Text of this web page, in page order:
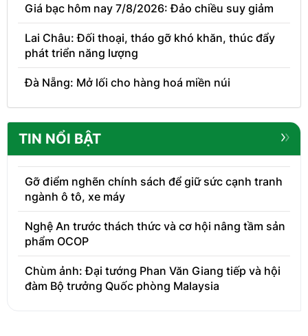
Giá bạc hôm nay 7/8/2026: Đảo chiều suy giảm
Lai Châu: Đối thoại, tháo gỡ khó khăn, thúc đẩy
phát triển năng lượng
Đà Nẵng: Mở lối cho hàng hoá miền núi
TIN NỔI BẬT
Gỡ điểm nghẽn chính sách để giữ sức cạnh tranh
ngành ô tô, xe máy
Nghệ An trước thách thức và cơ hội nâng tầm sản
phẩm OCOP
Chùm ảnh: Đại tướng Phan Văn Giang tiếp và hội
đàm Bộ trưởng Quốc phòng Malaysia